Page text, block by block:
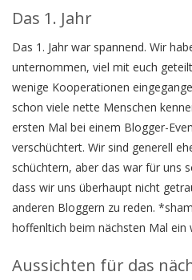
Das 1. Jahr
Das 1. Jahr war spannend. Wir
unternommen, viel mit euch
wenige Kooperationen
schon viele nette Menschen
ersten Mal bei einem Blogger-
verschüchtert. Wir sind generell
schüchtern, aber das war für uns
dass wir uns überhaupt nicht
anderen Bloggern zu reden.
hoffenltich beim nächsten Mal ein
Aussichten für das